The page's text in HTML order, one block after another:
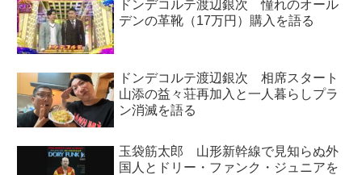
ドンデコルテ渡辺銀次 憧れのオール
デンの革靴（17万円）購入を語る
ドンデコルテ渡辺銀次 相席スタート
山添の益々荘再加入と一人暮らしプラ
ン消滅を語る
玉袋筋太郎 山形新幹線で見知らぬ外
国人とドリー・ファンク・ジュニアを